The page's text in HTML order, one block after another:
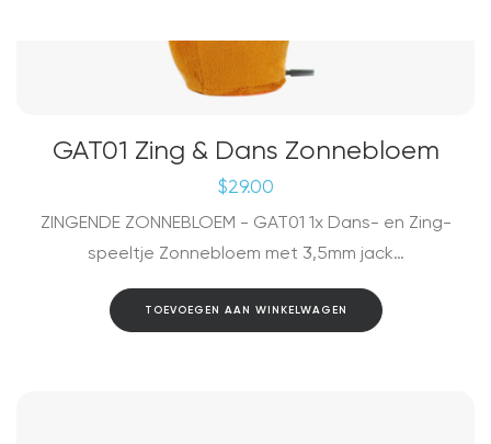
GAT01 Zing & Dans Zonnebloem
$29.00
ZINGENDE ZONNEBLOEM - GAT01 1x Dans- en Zing-
speeltje Zonnebloem met 3,5mm jack…
TOEVOEGEN AAN WINKELWAGEN